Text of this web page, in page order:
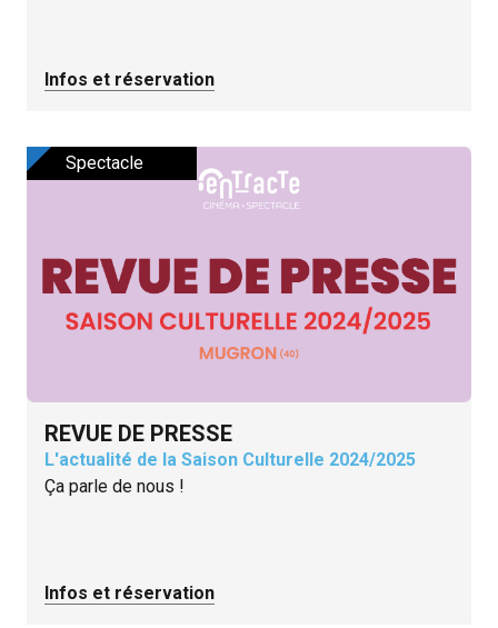
Infos et réservation
Spectacle
REVUE DE PRESSE
L'actualité de la Saison Culturelle 2024/2025
Ça parle de nous !
Infos et réservation